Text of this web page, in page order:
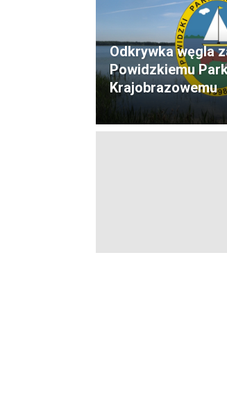
Odkrywka węgla
Powidzkiemu
Krajobrazowemu